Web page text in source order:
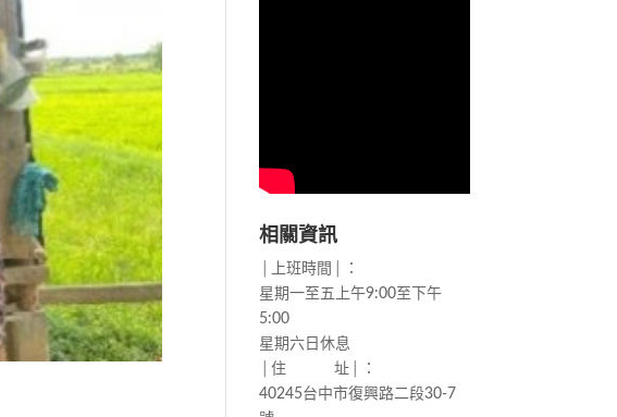
相關資訊
│上班時間│：
星期一至五上午9:00至下午
5:00
星期六日休息
│住 址│：
40245台中市復興路二段30-7